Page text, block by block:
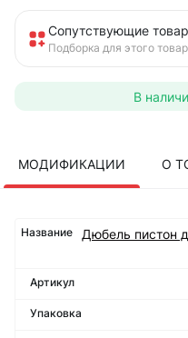
Сопутствующие
Подборка для этого
В
МОДИФИКАЦИИ О
Дюбель пистон